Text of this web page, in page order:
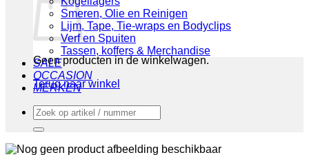
Geen producten in de winkelwagen.
Terug naar winkel
Smeren, Olie en Reinigen
Lijm, Tape, Tie-wraps en Bodyclips
Verf en Spuiten
Tassen, koffers & Merchandise
SALE
OCCASION
MERKEN
Zoeken
naar: